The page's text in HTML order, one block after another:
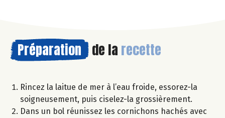
Préparation de la recette
Rincez la laitue de mer à l’eau froide, essorez-la
soigneusement, puis ciselez-la grossièrement.
Dans un bol réunissez les cornichons hachés avec